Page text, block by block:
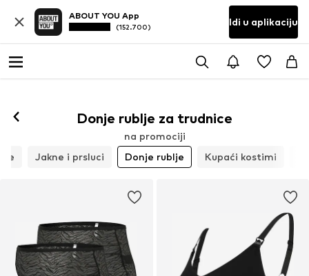
ABOUT YOU App
(152.700) Idi u aplikaciju
Donje rublje za trudnice
na promociji
Jakne i prsluci Donje rublje Kupaći kostimi